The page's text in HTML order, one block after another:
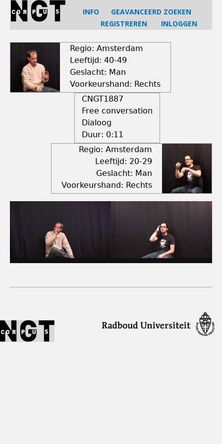
Jump
navigation
INFO
GEAVANCEERD ZOEKEN
REGISTREREN
INLOGGEN
Regio: Amsterdam
Leeftijd: 40-49
Geslacht: Man
Voorkeurshand: Rechts
CNGT1887
Free conversation
Dialoog
Duur: 0:11
Regio: Amsterdam
Leeftijd: 20-29
Geslacht: Man
Voorkeurshand: Rechts